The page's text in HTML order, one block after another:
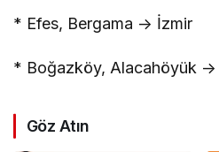
* Efes, Bergama -> İzmir
* Boğazköy, Alacahöyük ->
Göz Atın